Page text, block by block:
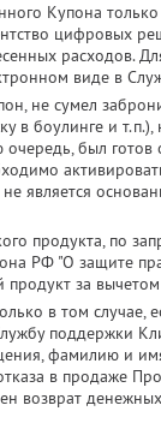
Купона
цифровых
расходов.
виде в
не сумел
в боулинге и
был готов
является
продукта, по
РФ "О защите
за
в том
поддержки
фамилию и
в продаже
возврат